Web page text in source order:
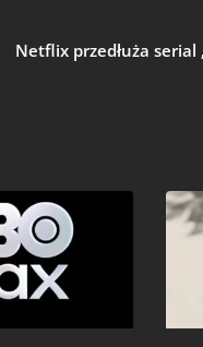
Netflix przedłuża serial